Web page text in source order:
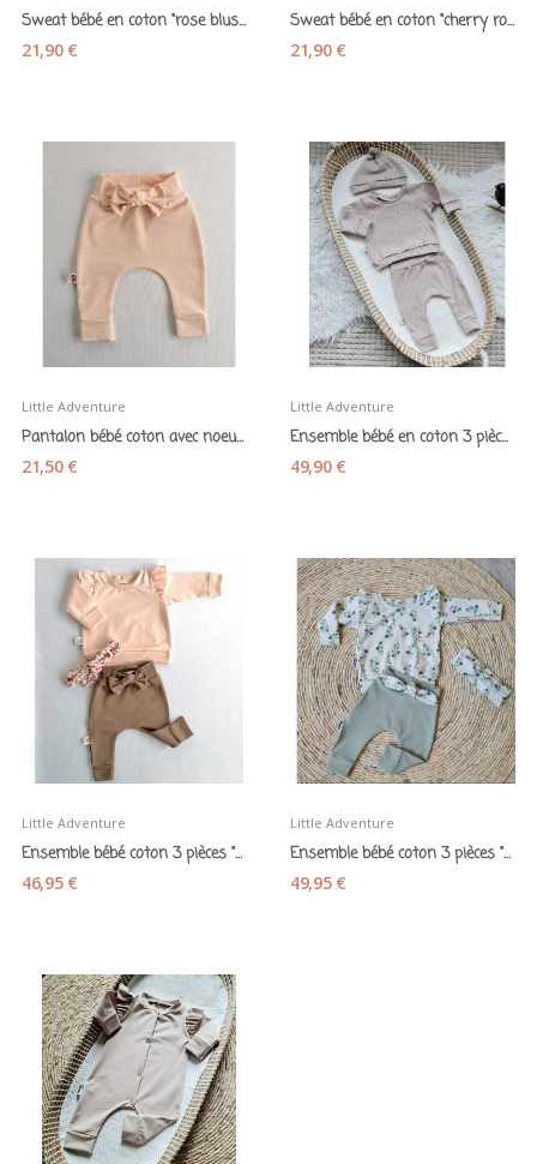
Sweat bébé en coton "rose blush" - Little...
21,90 €
Sweat bébé en coton "cherry rose" - Little...
21,90 €
Little Adventure
Pantalon bébé coton avec noeud rose blush -...
21,50 €
Little Adventure
Ensemble bébé en coton 3 pièces beige naturel -...
49,90 €
Little Adventure
Ensemble bébé coton 3 pièces "Rose/Havane"-...
46,95 €
Little Adventure
Ensemble bébé coton 3 pièces "Feuillages" -...
49,95 €